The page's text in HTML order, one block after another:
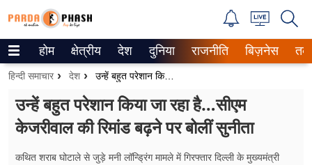
Trending on Google News
ePaper
वेब स्टोरीज
उत्तर प्रदेश
होम क्षेत्रीय देश दुनिया राजनीति बिज़नेस
हिन्दी समाचार देश उन्हें बहुत परेशान किया जा रहा है…सीएम केजरीवाल की रिमांड बढ़ने पर बोलीं सुनीता
उन्हें बहुत परेशान किया जा रहा है…सीएम
केजरीवाल की रिमांड बढ़ने पर बोलीं सुनीता
कथित शराब घोटाले से जुड़े मनी लॉन्ड्रिंग मामले में गिरफ्तार दिल्ली के मुख्यमंत्री